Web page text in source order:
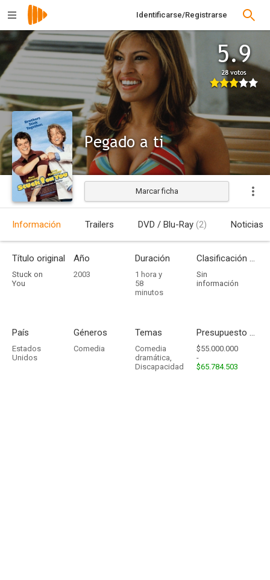
Identificarse/Registrarse
5.9
28 votos
Pegado a ti
Estrenada
Marcar ficha
Información Trailers DVD / Blu-Ray (2) Noticias
Título original
Stuck on
You
Año
2003
Duración
1 hora y
58
minutos
Clasificación por edades
Sin
información
País
Estados
Unidos
Géneros
Comedia
Temas
Comedia
dramática,
Discapacidad
Presupuesto - Ingresos
$55.000.000
-
$65.784.503